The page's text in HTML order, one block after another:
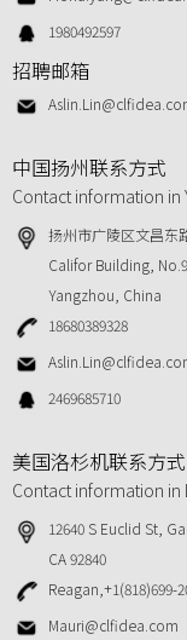
1980492597
招聘邮箱
中国扬州联系方式
Contact information in
扬州市广陵区文昌东
Califor Building,
Yangzhou, China
18680389328
2469685710
美国洛杉机联系方式
Contact information in
12640 S Euclid St,
CA 92840
Reagan,+1(818)699-
Mauri@clfidea.com